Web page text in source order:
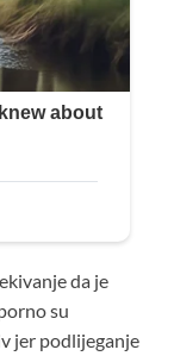
da je
su
jer podlijeganje